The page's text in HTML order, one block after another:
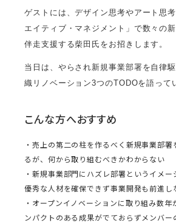
ゲストには、デザイン思考やアート思
エイティブ・マネジメント」で数々の
伴走支援する柴田氏をお招きします。
当日は、やらされ新規事業部署を自律
織リノベーション3つのTODOを語って
こんな方へおすすめ
・売上の第二の柱を作るべく新規事業部署
るが、何から取り組むべきかわからない
・新規事業部門にハズレ部署というイメー
優秀な人材を確保できず事業開発も前進し
・オープンイノベーションに取り組み数年
ンパクトのある成果がでておらずメンバー